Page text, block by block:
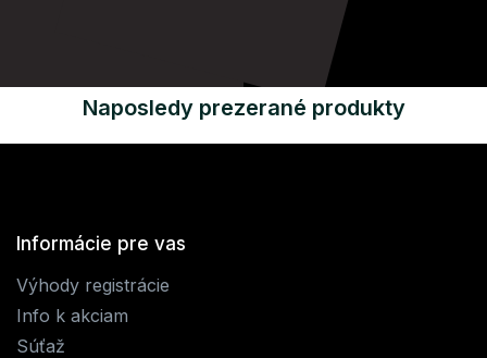
Naposledy prezerané produkty
Informácie pre vas
Výhody registrácie
Info k akciam
Súťaž